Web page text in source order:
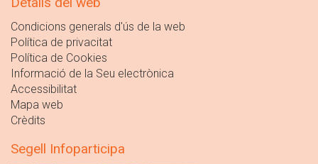
Condicions generals d'ús de la web
Política de privacitat
Política de Cookies
Informació de la Seu electrònica
Accessibilitat
Mapa web
Crèdits
Segell Infoparticipa